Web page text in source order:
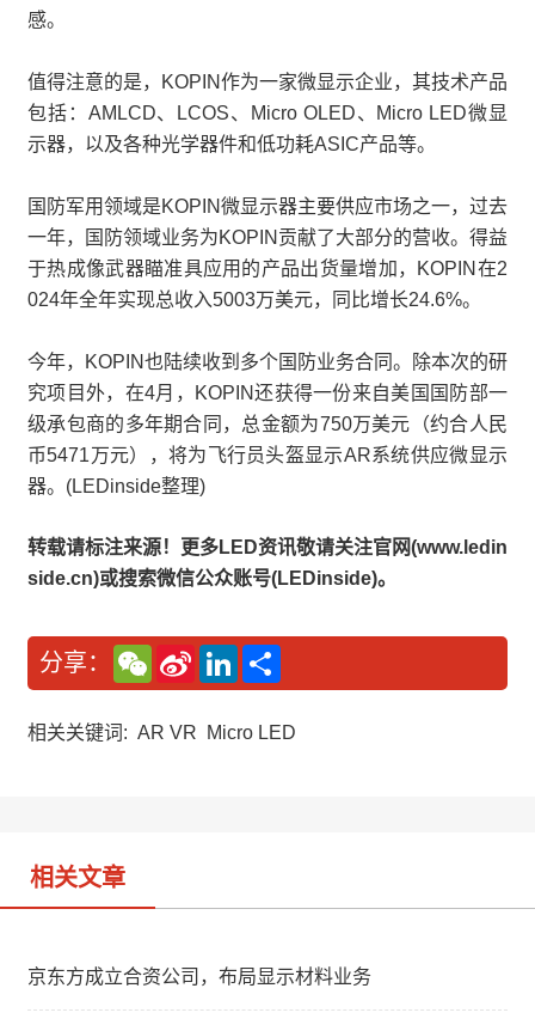
感。
值得注意的是，KOPIN作为一家微显示企业，其技术产品
包括：AMLCD、LCOS、Micro OLED、Micro LED微显
示器，以及各种光学器件和低功耗ASIC产品等。
国防军用领域是KOPIN微显示器主要供应市场之一，过去
一年，国防领域业务为KOPIN贡献了大部分的营收。得益
于热成像武器瞄准具应用的产品出货量增加，KOPIN在2
024年全年实现总收入5003万美元，同比增长24.6%。
今年，KOPIN也陆续收到多个国防业务合同。除本次的研
究项目外，在4月，KOPIN还获得一份来自美国国防部一
级承包商的多年期合同，总金额为750万美元（约合人民
币5471万元），将为飞行员头盔显示AR系统供应微显示
器。(LEDinside整理)
转载请标注来源！更多LED资讯敬请关注官网(www.ledin
side.cn)或搜索微信公众账号(LEDinside)。
分享：
W
e
C
a
S
n
W
L
n
e
相关关键词: AR VR Micro LED
相关文章
京东方成立合资公司，布局显示材料业务